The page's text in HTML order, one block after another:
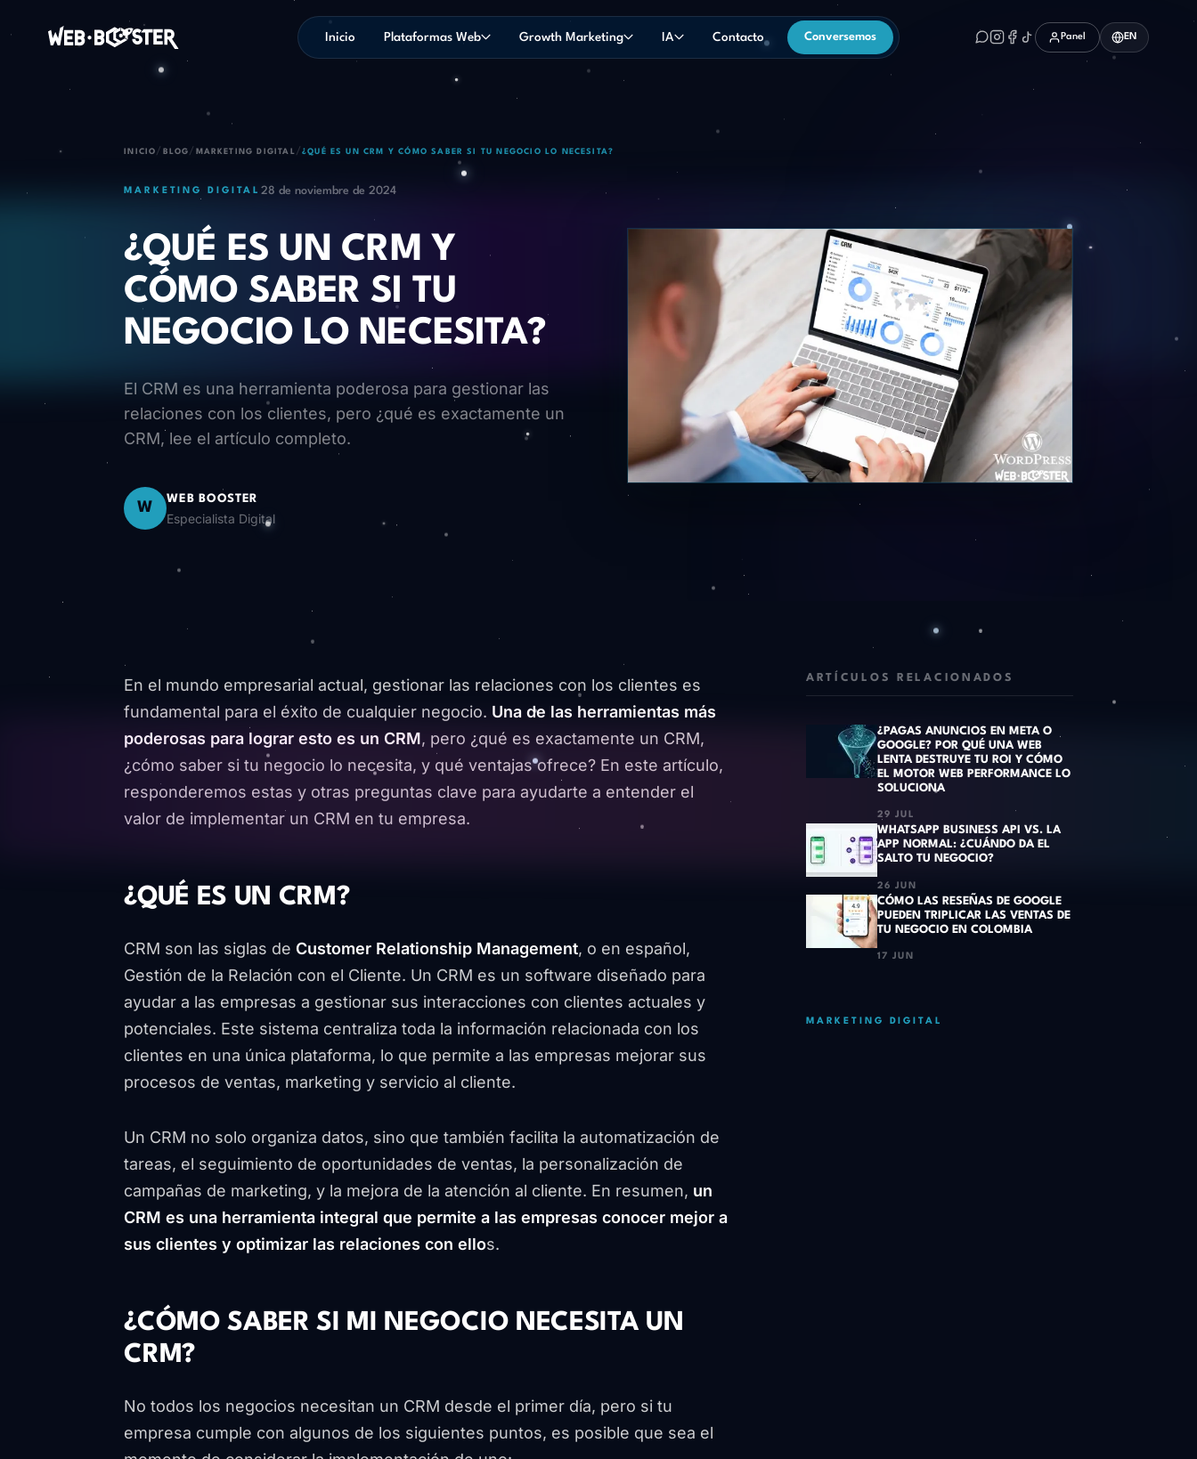
Inicio Plataformas Web Growth Marketing IA Contacto Conversemos Panel EN
INICIO / BLOG / MARKETING DIGITAL / ¿QUÉ ES UN CRM Y CÓMO SABER SI TU NEGOCIO LO NECESITA?
MARKETING DIGITAL28 de noviembre de 2024
¿QUÉ ES UN CRM Y
CÓMO SABER SI TU
NEGOCIO LO NECESITA?
El CRM es una herramienta poderosa para gestionar las
relaciones con los clientes, pero ¿qué es exactamente un
CRM, lee el artículo completo.
W
WEB BOOSTER
Especialista Digital
En el mundo empresarial actual, gestionar las relaciones con los clientes es
fundamental para el éxito de cualquier negocio. Una de las herramientas más
poderosas para lograr esto es un CRM, pero ¿qué es exactamente un CRM,
¿cómo saber si tu negocio lo necesita, y qué ventajas ofrece? En este artículo,
responderemos estas y otras preguntas clave para ayudarte a entender el
valor de implementar un CRM en tu empresa.
¿QUÉ ES UN CRM?
CRM son las siglas de Customer Relationship Management, o en español,
Gestión de la Relación con el Cliente. Un CRM es un software diseñado para
ayudar a las empresas a gestionar sus interacciones con clientes actuales y
potenciales. Este sistema centraliza toda la información relacionada con los
clientes en una única plataforma, lo que permite a las empresas mejorar sus
procesos de ventas, marketing y servicio al cliente.
Un CRM no solo organiza datos, sino que también facilita la automatización de
tareas, el seguimiento de oportunidades de ventas, la personalización de
campañas de marketing, y la mejora de la atención al cliente. En resumen, un
CRM es una herramienta integral que permite a las empresas conocer mejor a
sus clientes y optimizar las relaciones con ellos.
¿CÓMO SABER SI MI NEGOCIO NECESITA UN
CRM?
No todos los negocios necesitan un CRM desde el primer día, pero si tu
empresa cumple con algunos de los siguientes puntos, es posible que sea el
ARTÍCULOS RELACIONADOS
¿PAGAS ANUNCIOS EN META O
GOOGLE? POR QUÉ UNA WEB
LENTA DESTRUYE TU ROI Y CÓMO
EL MOTOR WEB PERFORMANCE LO
SOLUCIONA
29 JUL
WHATSAPP BUSINESS API VS. LA
APP NORMAL: ¿CUÁNDO DA EL
SALTO TU NEGOCIO?
26 JUN
CÓMO LAS RESEÑAS DE GOOGLE
PUEDEN TRIPLICAR LAS VENTAS DE
TU NEGOCIO EN COLOMBIA
17 JUN
MARKETING DIGITAL